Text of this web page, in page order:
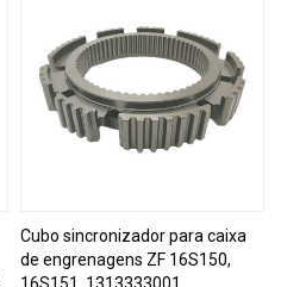
Cubo sincronizador para caixa
de engrenagens ZF 16S150,
16S151, 1313333001,